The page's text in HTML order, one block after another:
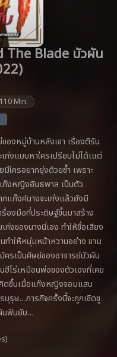
The Blade บัวผัน
110 Min.
องหมู่บ้านหลังเขา เรื่องตีรัน
งแบบหาใครเปรียบไม่ได้เแต่
ใครอยากยุ่งด้วยซ้ำ เพราะ
ก๊งหญิงอันธพาล เป็นตัว
แก๊งค์นางจะเก่งแล้วยังมี
องมือที่ประดิษฐ์ขึ้นมาสร้าง
งของนางนี่เอง ทำให้ชื่อเสียง
ทำให้หนุ่มหน้าหวานอย่าง ขาม
รเป็นศิษย์ของอาจารย์บัวผัน
ฮีโร่เหมือนพ่อของตัวเองที่เคย
กิดขึ้นเมื่อแก๊งหญิงจอมแสบ
บุรุษ…ภารกิจครั้งนี้จะถูกเชิดชู
นฟันยับ…